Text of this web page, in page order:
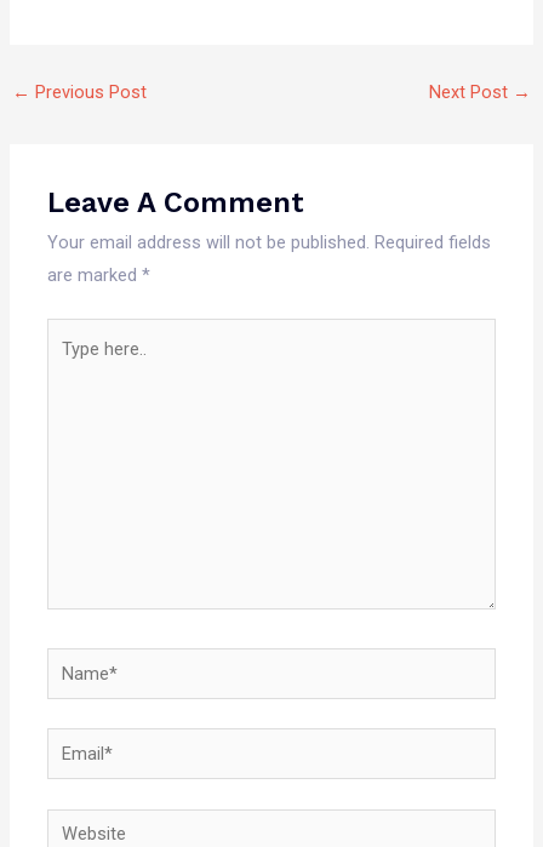
← Previous Post Next Post →
Leave A Comment
Your email address will not be published. Required fields
are marked*
here..
Name*
Email*
Website